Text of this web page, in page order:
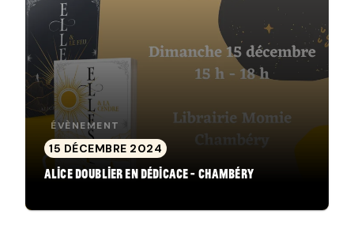
ÉVÈNEMENT
15 DÉCEMBRE 2024
Alice Doublier en dédicace - Chambéry